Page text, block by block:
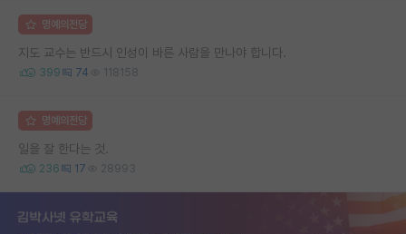
명예의전당
지도 교수는 반드시 인성이 바른 사람을 만나야 합니다.
399 74 118158
명예의전당
일을 잘 한다는 것.
236 17 28993